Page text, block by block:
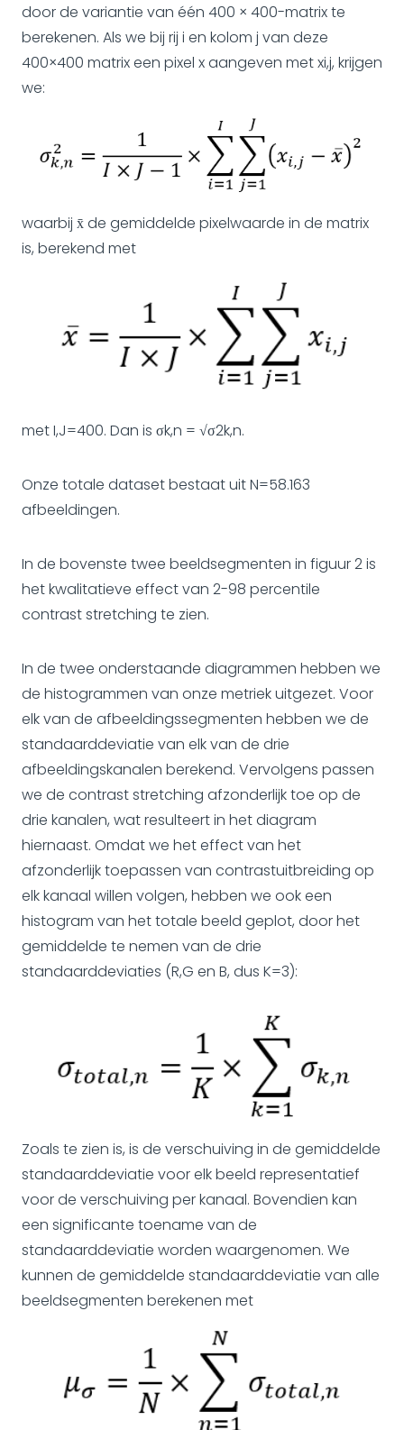
door de variantie van één 400 × 400-matrix te
berekenen. Als we bij rij i en kolom j van deze
400×400 matrix een pixel x aangeven met xi,j, krijgen
we:
waarbij x̄ de gemiddelde pixelwaarde in de matrix
is, berekend met
met I,J=400. Dan is σk,n = √σ2k,n.
Onze totale dataset bestaat uit N=58.163
afbeeldingen.
In de bovenste twee beeldsegmenten in figuur 2 is
het kwalitatieve effect van 2-98 percentile
contrast stretching te zien.
In de twee onderstaande diagrammen hebben we
de histogrammen van onze metriek uitgezet. Voor
elk van de afbeeldingssegmenten hebben we de
standaarddeviatie van elk van de drie
afbeeldingskanalen berekend. Vervolgens passen
we de contrast stretching afzonderlijk toe op de
drie kanalen, wat resulteert in het diagram
hiernaast. Omdat we het effect van het
afzonderlijk toepassen van contrastuitbreiding op
elk kanaal willen volgen, hebben we ook een
histogram van het totale beeld geplot, door het
gemiddelde te nemen van de drie
standaarddeviaties (R,G en B, dus K=3):
Zoals te zien is, is de verschuiving in de gemiddelde
standaarddeviatie voor elk beeld representatief
voor de verschuiving per kanaal. Bovendien kan
een significante toename van de
standaarddeviatie worden waargenomen. We
kunnen de gemiddelde standaarddeviatie van alle
beeldsegmenten berekenen met